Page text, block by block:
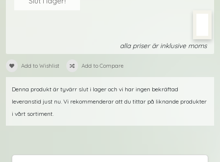
alla priser är inklusive moms
Add to Wishlist Add to Compare
Denna produkt är tyvärr slut i lager och vi har ingen bekräftad
leveranstid just nu. Vi rekommenderar att du tittar på liknande produkter
i vårt sortiment.